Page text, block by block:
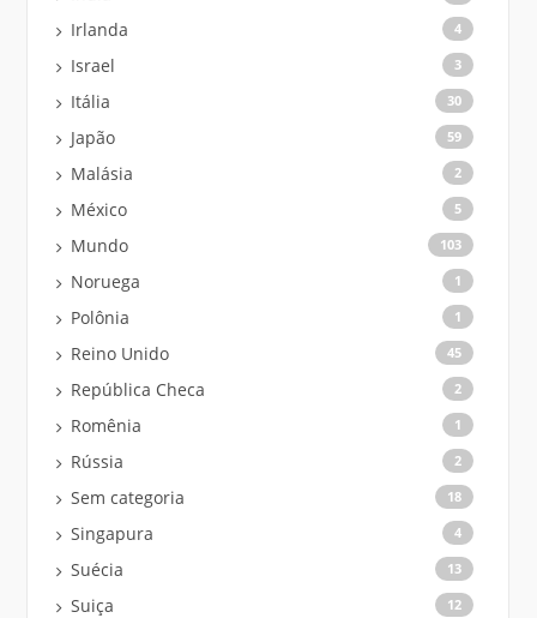
Irlanda 4
Israel 3
Itália 30
Japão 59
Malásia 2
México 5
Mundo 103
Noruega 1
Polônia 1
Reino Unido 45
República Checa 2
Romênia 1
Rússia 2
Sem categoria 18
Singapura 4
Suécia 13
Suiça 12